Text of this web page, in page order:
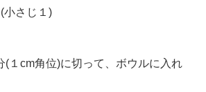
さじ１)
１cm角位)に切って、ボウルに入れ